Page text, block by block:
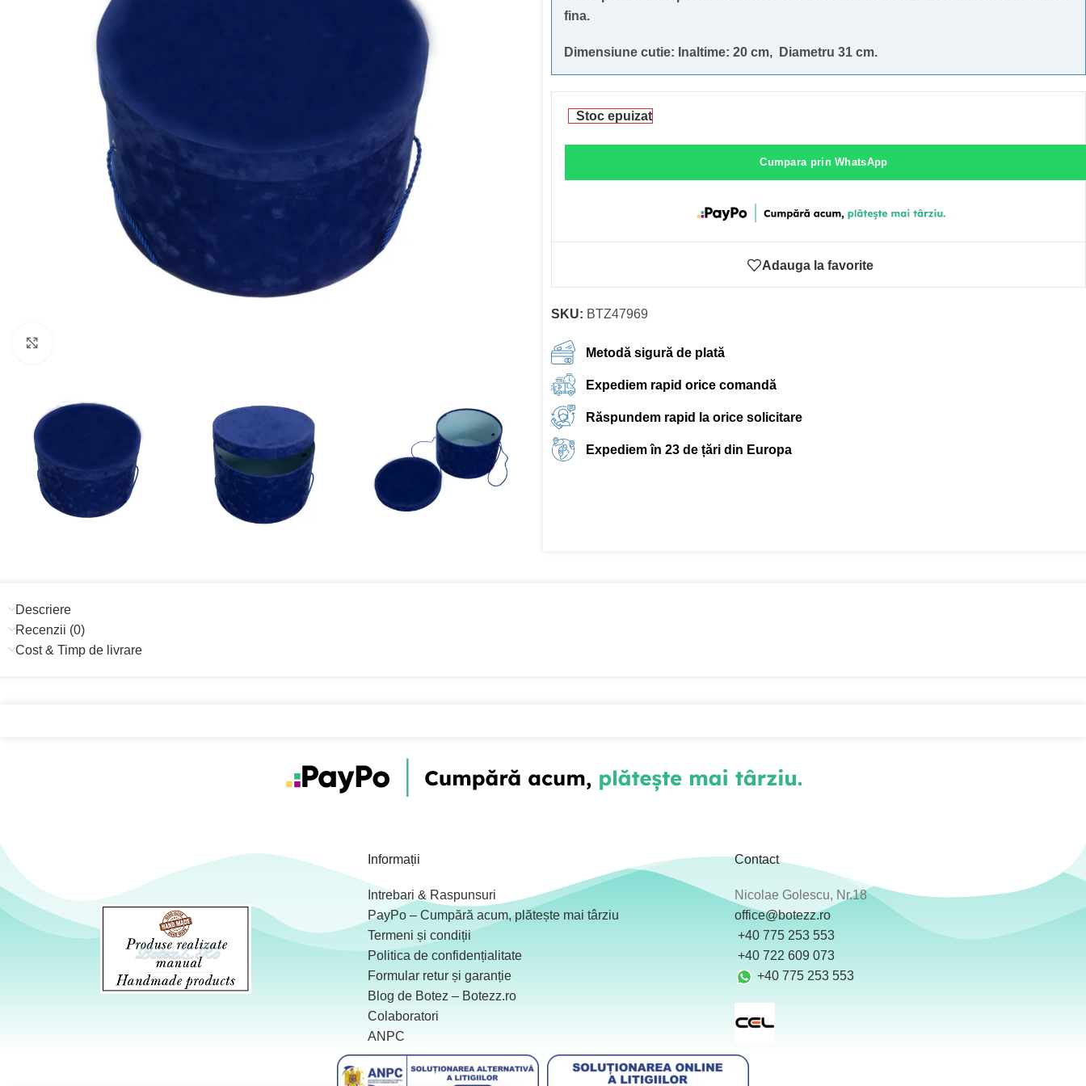
fina.
Dimensiune cutie: Inaltime: 20 cm, Diametru 31 cm.
Stoc epuizat
Cumpara prin WhatsApp
Adauga la favorite
SKU: BTZ47969
Metodă sigură de plată
Expediem rapid orice comandă
Răspundem rapid la orice solicitare
Expediem în 23 de țări din Europa
Descriere
Recenzii (0)
Cost & Timp de livrare
Informații
Intrebari & Raspunsuri
PayPo – Cumpără acum, plătește mai târziu
Termeni și condiții
Politica de confidențialitate
Formular retur și garanție
Blog de Botez – Botezz.ro
Colaboratori
ANPC
Contact
Nicolae Golescu, Nr.18
office@botezz.ro
+40 775 253 553
‪ +40 722 609 073
+40 775 253 553